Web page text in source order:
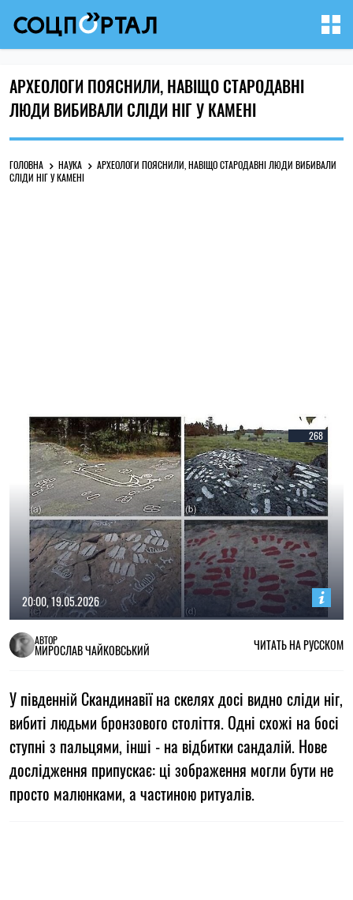
АРХЕОЛОГИ ПОЯСНИЛИ, НАВІЩО СТАРОДАВНІ
ЛЮДИ ВИБИВАЛИ СЛІДИ НІГ У КАМЕНІ
ГОЛОВНА НАУКА
АРХЕОЛОГИ ПОЯСНИЛИ, НАВІЩО СТАРОДАВНІ ЛЮДИ ВИБИВАЛИ
СЛІДИ НІГ У КАМЕНІ
268
20:00, 19.05.2026
АВТОР
МИРОСЛАВ ЧАЙКОВСЬКИЙ ЧИТАТЬ НА РУССКОМ
У південній Скандинавії на скелях досі видно сліди ніг,
вибиті людьми бронзового століття. Одні схожі на босі
ступні з пальцями, інші - на відбитки сандалій. Нове
дослідження припускає: ці зображення могли бути не
просто малюнками, а частиною ритуалів.